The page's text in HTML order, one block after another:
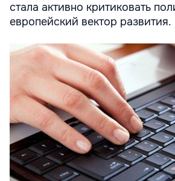
стала активно критиковать
европейский вектор развития.